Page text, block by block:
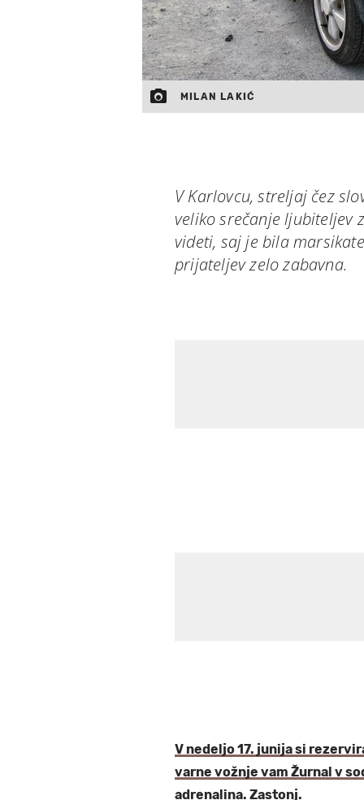
MILAN LAKIĆ
V Karlovcu, streljaj čez
veliko srečanje ljubiteljev
videti, saj je bila
prijateljev zelo zabavna.
V nedeljo 17. junija si
varne vožnje vam Žurnal v
adrenalina. Zastonj.